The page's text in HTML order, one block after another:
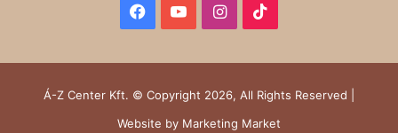
Facebook
YouTubeInstagram
Á-Z Center Kft. © Copyright 2026, All Rights Reserved |
Website by Marketing Market